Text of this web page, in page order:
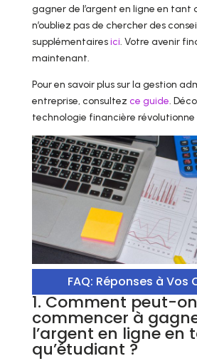
gagner de l’argent en ligne en tant
n’oubliez pas de chercher des
supplémentairesici. Votre avenir
maintenant.
Pour en savoir plus sur la gestion
entreprise, consultez ce guide.
technologie financière révolutionne
FAQ: Réponses à Vos
1. Comment peut-on
commencer à
l’argent en ligne en
qu’étudiant ?